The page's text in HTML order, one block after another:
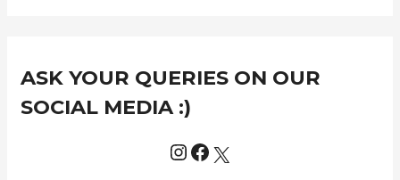
ASK YOUR QUERIES ON OUR
SOCIAL MEDIA :)
a
t